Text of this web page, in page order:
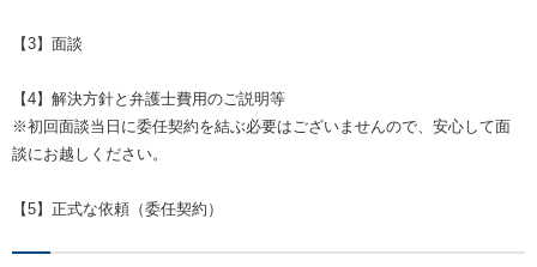
【3】面談
【4】解決方針と弁護士費用のご説明等
※初回面談当日に委任契約を結ぶ必要はございませんので、安心して面
談にお越しください。
【5】正式な依頼（委任契約）